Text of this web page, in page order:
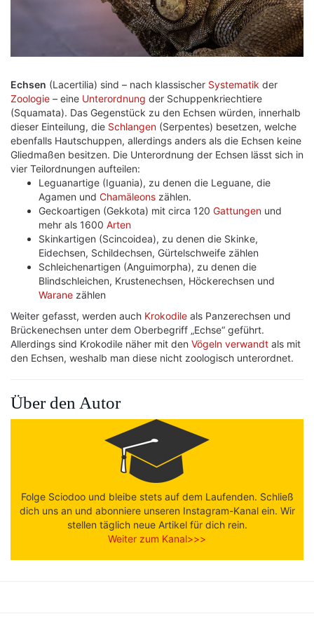
Echsen (Lacertilia) sind – nach klassischer Systematik der
Zoologie – eine Unterordnung der Schuppenkriechtiere
(Squamata). Das Gegenstück zu den Echsen würden, innerhalb
dieser Einteilung, die Schlangen (Serpentes) besetzen, welche
ebenfalls Hautschuppen, allerdings anders als die Echsen keine
Gliedmaßen besitzen. Die Unterordnung der Echsen lässt sich in
vier Teilordnungen aufteilen:
Leguanartige (Iguania), zu denen die Leguane, die
Agamen und Chamäleons zählen.
Geckoartigen (Gekkota) mit circa 120 Gattungen und
mehr als 1600 Arten
Skinkartigen (Scincoidea), zu denen die Skinke,
Eidechsen, Schildechsen, Gürtelschweife zählen
Schleichenartigen (Anguimorpha), zu denen die
Blindschleichen, Krustenechsen, Höckerechsen und
Warane zählen
Weiter gefasst, werden auch Krokodile als Panzerechsen und
Brückenechsen unter dem Oberbegriff „Echse“ geführt.
Allerdings sind Krokodile näher mit den Vögeln verwandt als mit
den Echsen, weshalb man diese nicht zoologisch unterordnet.
Über den Autor
Folge Sciodoo und bleibe stets auf dem Laufenden. Schließ
dich uns an und abonniere unseren Instagram-Kanal ein. Wir
stellen täglich neue Artikel für dich rein.
Weiter zum Kanal>>>